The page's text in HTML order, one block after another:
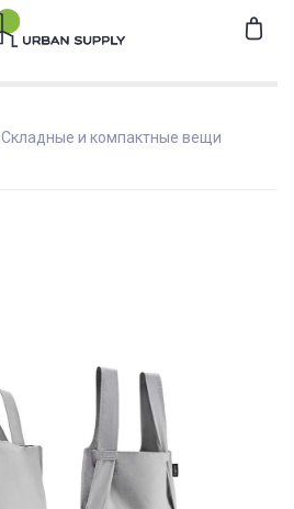
Складные и компактные вещи